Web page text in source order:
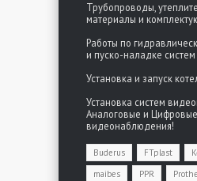
Трубопроводы,
материалы и
Работы по
и пуско-наладке
Установка и запуск
Установка систем
Аналоговые и Цифровые
видеонаблюдения!
Buderus FTplast
maibes
PPR